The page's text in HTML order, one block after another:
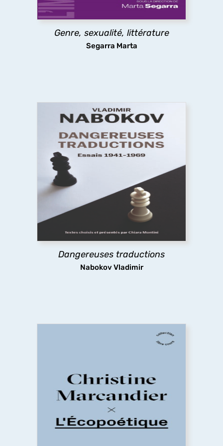
Genre, sexualité, littérature
Segarra Marta
attenter à son unité et sa souveraineté ».
découvrir
Dangereuses traductions
Nabokov Vladimir
Dangereuses traductions
À partir de textes pour la plupart inédits en
français, cet ouvrage présente la pensée et les
pratiques de la traduction de Nabokov, leur
évolution dans le temps jusqu’à la défense
radicale du littéralisme, une position extrême et
dérangeante.
découvrir
Sarah Kofman en 1983 : Comment s’en sortir ?
Cette discipline critique et narrative tente de
climatique. Que faire (le poïein
écopoétique) pour habiter autrement le monde